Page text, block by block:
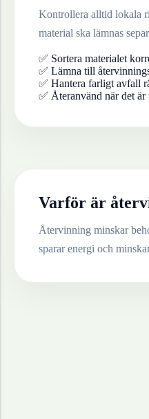
Kontrollera alltid lokala
material ska lämnas
✅ Sortera materialet
✅ Lämna till
✅ Hantera farligt avfall
✅ Återanvänd när det
Varför är
Återvinning minskar
sparar energi och